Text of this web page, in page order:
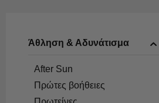
Άθληση & Αδυνάτισμα
After Sun
Πρώτες βοήθειες